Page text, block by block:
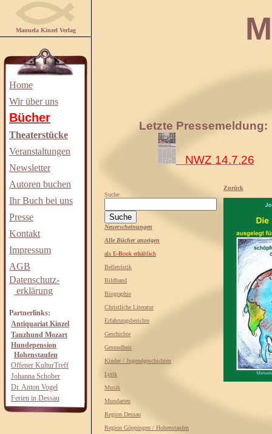
Manuela Kinzel Verlag
Home
Wir über uns
Bücher
Theaterstücke
Veranstaltungen
Newsletter
Autoren buchen
Ihr Buch bei uns
Presse
Kontakt
Impressum
AGB
Datenschutz-
erklärung
Partnerlinks:
Antiquariat Kinzel
Tanzhund Mozart
Hundepension
Hohenstaufen
Offener KulturTreff
Johanna Schober
Dr. Anton Vogel
Ferien in Dessau
Letzte Pressemeldung:
NWZ 14.7.26
Suche:
Neuerscheinungen
Alle Bücher anzeigen
als E-Book erhältlich
Belletristik
Bildband
Biographie
Christliche Literatur
Erfahrungsberichte
Geschichte
Gesundheit
Kinder / Jugendgeschichten
Lyrik
Musik
Mundarten
Region Dessau
Region Göppingen / Hohenstaufen
Zurück